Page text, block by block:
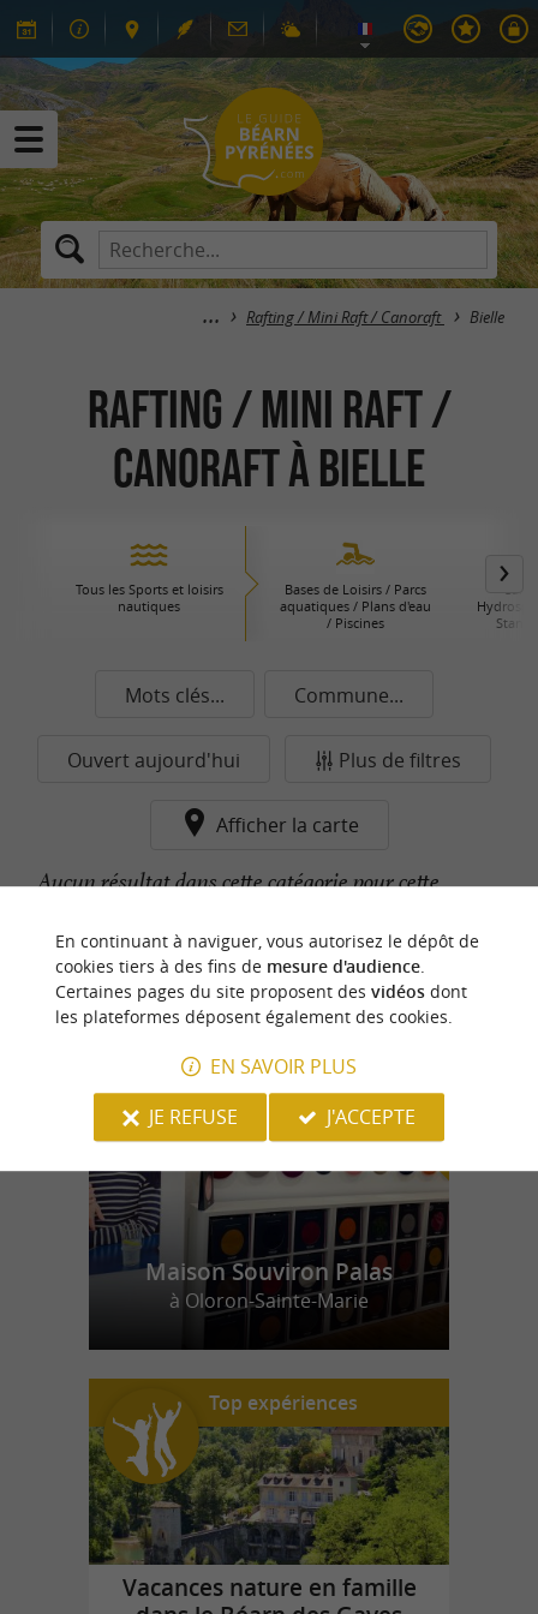
Rafting / Mini Raft / Canoraft Bielle
Rafting / Mini Raft /
Canoraft à Bielle
Tous les Sports et loisirs
nautiques
Bases de Loisirs / Parcs
aquatiques / Plans d'eau
/ Piscines
Stand
Mots clés... Commune...
Ouvert aujourd'hui Plus de filtres
Afficher la carte
Aucun résultat dans cette catégorie pour cette
n
o
t
r
e
c
o
u
p
d
e
c
o
e
u
r
Maison Souviron Palas
à Oloron-Sainte-Marie
Top expériences
Vacances nature en famille
En continuant à naviguer, vous autorisez le dépôt de
cookies tiers à des fins de mesure d'audience.
Certaines pages du site proposent des vidéosdont
les plateformes déposent également des cookies.
EN SAVOIR PLUS
JE REFUSE
J'ACCEPTE